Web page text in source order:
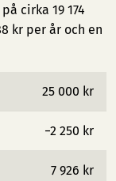
cirka 19 174
kr per år och en
25 000 kr
−2 250 kr
7 926 kr